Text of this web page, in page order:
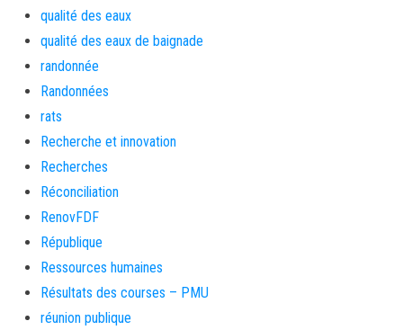
qualité des eaux
qualité des eaux de baignade
randonnée
Randonnées
rats
Recherche et innovation
Recherches
Réconciliation
RenovFDF
République
Ressources humaines
Résultats des courses – PMU
réunion publique